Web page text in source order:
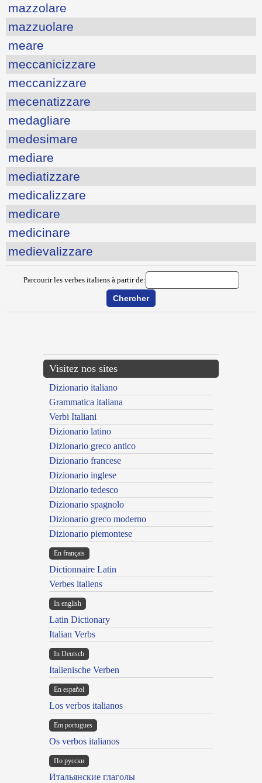
mazzolare
mazzuolare
meare
meccanicizzare
meccanizzare
mecenatizzare
medagliare
medesimare
mediare
mediatizzare
medicalizzare
medicare
medicinare
medievalizzare
Parcourir les verbes italiens à partir de:
Visitez nos sites
Dizionario italiano
Grammatica italiana
Verbi Italiani
Dizionario latino
Dizionario greco antico
Dizionario francese
Dizionario inglese
Dizionario tedesco
Dizionario spagnolo
Dizionario greco moderno
Dizionario piemontese
En français
Dictionnaire Latin
Verbes italiens
In english
Latin Dictionary
Italian Verbs
In Deutsch
Italienische Verben
En español
Los verbos italianos
Em portugues
Os verbos italianos
По русски
Итальянские глаголы